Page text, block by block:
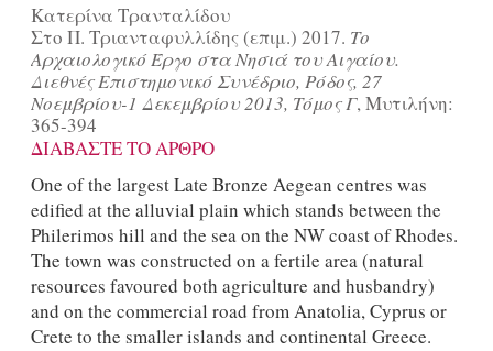
Κατερίνα Τρανταλίδου
Στο Π. Τριανταφυλλίδης (επιμ.) 2017. Το
Αρχαιολογικό Έργο στα Νησιά του Αιγαίου.
Διεθνές Επιστημονικό Συνέδριο, Ρόδος, 27
Νοεμβρίου-1 Δεκεμβρίου 2013, Τόμος Γ, Μυτιλήνη:
365-394
ΔΙΑΒΑΣΤΕ ΤΟ ΑΡΘΡΟ
One of the largest Late Bronze Aegean centres was
edified at the alluvial plain which stands between the
Philerimos hill and the sea on the NW coast of Rhodes.
The town was constructed on a fertile area (natural
resources favoured both agriculture and husbandry)
and on the commercial road from Anatolia, Cyprus or
Crete to the smaller islands and continental Greece.